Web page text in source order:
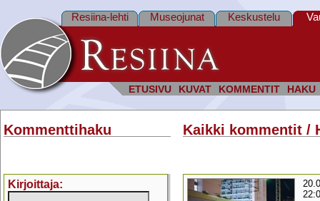
ETUSIVU KUVAT KOMMENTIT HAKU
Resiina-lehti Museojunat Keskustelu
Kommenttihaku
Kirjoittaja:
Kaikki kommentit /